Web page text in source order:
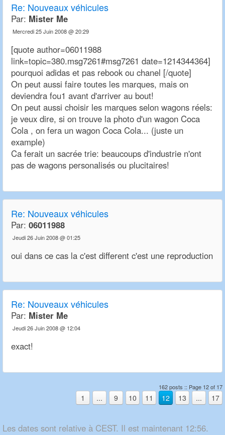
Re: Nouveaux véhicules
Par: Mister Me
Mercredi 25 Juin 2008 @ 20:29
[quote author=06011988
link=topic=380.msg7261#msg7261 date=1214344364]
pourquoi adidas et pas rebook ou chanel [/quote]
On peut aussi faire toutes les marques, mais on
deviendra fou1 avant d'arriver au bout!
On peut aussi choisir les marques selon wagons réels:
je veux dire, si on trouve la photo d'un wagon Coca
Cola , on fera un wagon Coca Cola... (juste un
example)
Ca ferait un sacrée trie: beaucoups d'industrie n'ont
pas de wagons personalisés ou plucitaires!
Re: Nouveaux véhicules
Par: 06011988
Jeudi 26 Juin 2008 @ 01:25
oui dans ce cas la c'est different c'est une reproduction
Re: Nouveaux véhicules
Par: Mister Me
Jeudi 26 Juin 2008 @ 12:04
exact!
162 posts :: Page 12 of 17
1 ... 9 10 11 12 13 ... 17
Les dates sont relative à CEST. Il est maintenant 12:56.